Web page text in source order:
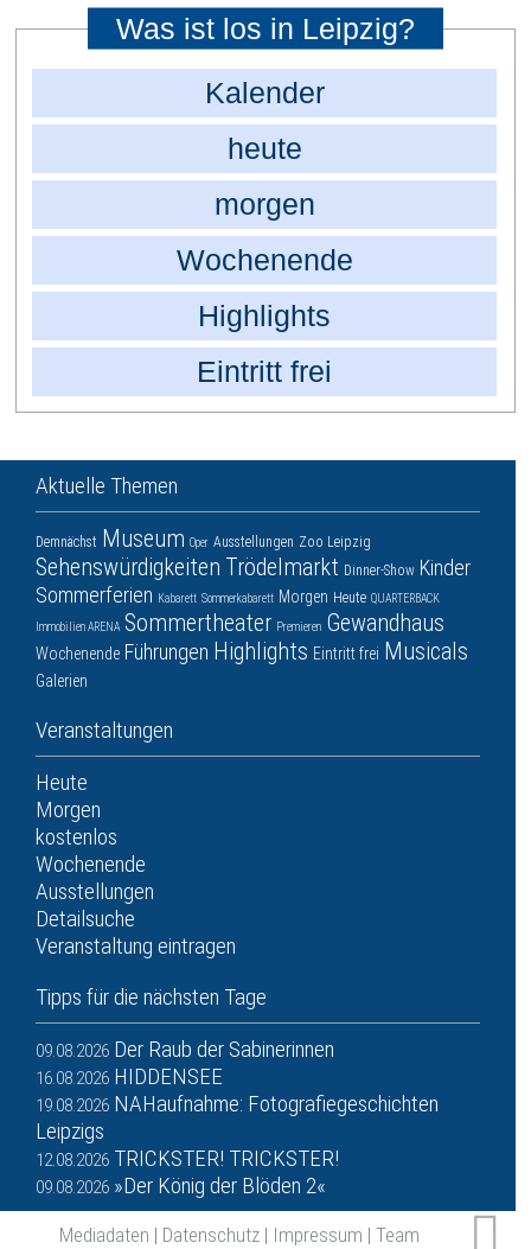
Was ist los in Leipzig?
Kalender
heute
morgen
Wochenende
Highlights
Eintritt frei
Aktuelle Themen
Demnächst Museum Oper Ausstellungen Zoo Leipzig
Sehenswürdigkeiten Trödelmarkt Dinner-Show Kinder
Sommerferien Kabarett Sommerkabarett Morgen Heute QUARTERBACK
Immobilien ARENA Sommertheater Premieren Gewandhaus
Wochenende Führungen Highlights Eintritt frei Musicals
Galerien
Veranstaltungen
Heute
Morgen
kostenlos
Wochenende
Ausstellungen
Detailsuche
Veranstaltung eintragen
Tipps für die nächsten Tage
09.08.2026 Der Raub der Sabinerinnen
16.08.2026 HIDDENSEE
19.08.2026 NAHaufnahme: Fotografiegeschichten
Leipzigs
12.08.2026 TRICKSTER! TRICKSTER!
09.08.2026 »Der König der Blöden 2«
Mediadaten | Datenschutz | Impressum | Team